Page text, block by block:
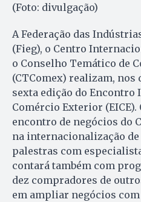
(Foto: divulgação)
A Federação das
(Fieg), o Centro
o Conselho Temático de
(CTComex) realizam, nos
sexta edição do Encontro
Comércio Exterior
encontro de negócios do
na internacionalização
palestras com
contará também com
dez compradores de
em ampliar negócios